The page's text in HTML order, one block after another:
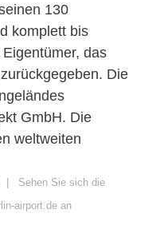
130
komplett bis
das
Die
GmbH. Die
weltweiten
| Sehen Sie sich die
airport.de an